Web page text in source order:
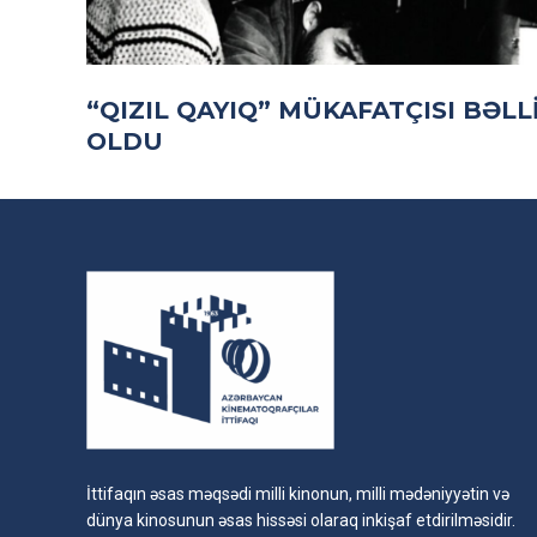
“QIZIL QAYIQ” MÜKAFATÇISI
OLDU
İttifaqın əsas məqsədi milli kinonun, milli mədəniyyətin və
dünya kinosunun əsas hissəsi olaraq inkişaf etdirilməsidir.